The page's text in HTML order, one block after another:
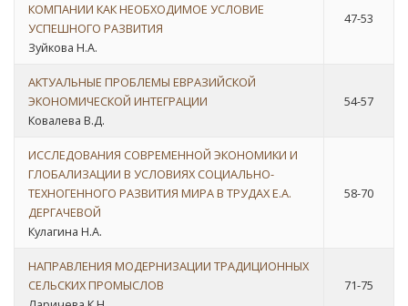
КОМПАНИИ КАК НЕОБХОДИМОЕ УСЛОВИЕ
УСПЕШНОГО РАЗВИТИЯ
Зуйкова Н.А.
47-53
АКТУАЛЬНЫЕ ПРОБЛЕМЫ ЕВРАЗИЙСКОЙ
ЭКОНОМИЧЕСКОЙ ИНТЕГРАЦИИ
Ковалева В.Д.
54-57
ИССЛЕДОВАНИЯ СОВРЕМЕННОЙ ЭКОНОМИКИ И
ГЛОБАЛИЗАЦИИ В УСЛОВИЯХ СОЦИАЛЬНО-
ТЕХНОГЕННОГО РАЗВИТИЯ МИРА В ТРУДАХ Е.А.
ДЕРГАЧЕВОЙ
Кулагина Н.А.
58-70
НАПРАВЛЕНИЯ МОДЕРНИЗАЦИИ ТРАДИЦИОННЫХ
СЕЛЬСКИХ ПРОМЫСЛОВ
71-75